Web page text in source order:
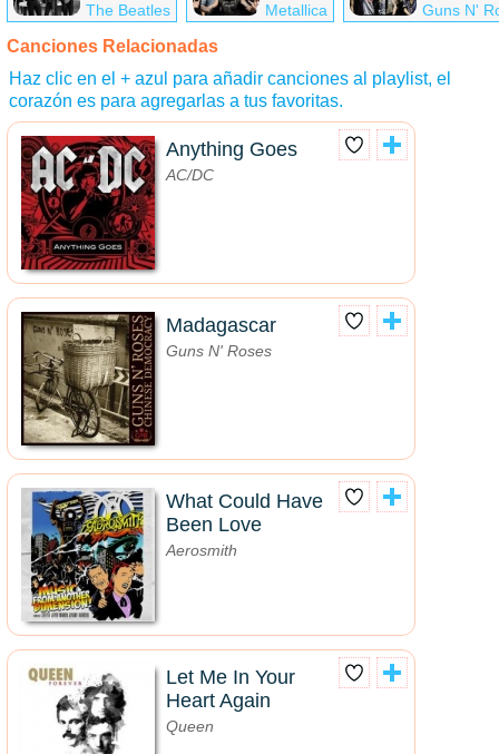
The Beatles Metallica Guns N'
Canciones Relacionadas
Haz clic en el + azul para añadir canciones al playlist, el
corazón es para agregarlas a tus favoritas.
Anything Goes
AC/DC
Madagascar
Guns N' Roses
What Could Have
Been Love
Aerosmith
Let Me In Your
Heart Again
Queen